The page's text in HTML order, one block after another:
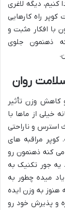
کنیم، دیگه لاغری
راه کارهایی
با افکار مثبت و
ذهنمون جلوی
روان
کاهش وزن تأثیر
خیلی از ماها با
و ناراحتی
مراقبه های
کنه ذهنمون رو
یه جور تکنیک به
میده چطور به
هنوز به وزن ایده
و پذیرش خود رو